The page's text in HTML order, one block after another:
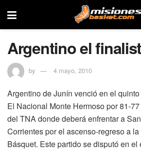
Argentino el
by 4 mayo, 2010
Argentino de Junín venció en el
El Nacional Monte Hermoso por 81-
del TNA donde deberá enfrentar a
Corrientes por el ascenso-regreso a
Básquet. Este partido se disputó en el